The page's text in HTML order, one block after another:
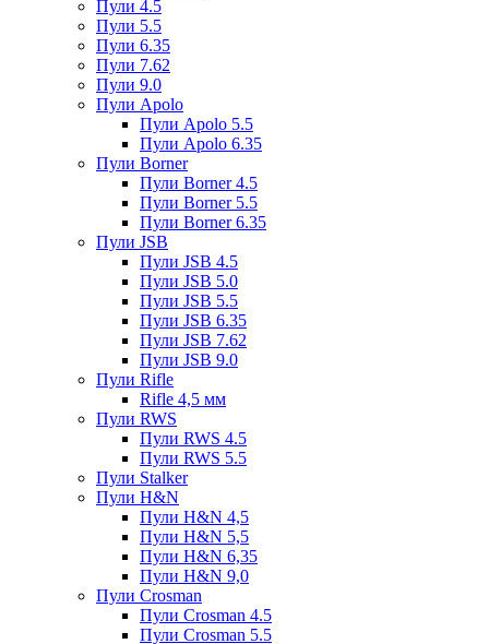
Пули 4.5
Пули 5.5
Пули 6.35
Пули 7.62
Пули 9.0
Пули Apolo
Пули Apolo 5.5
Пули Apolo 6.35
Пули Borner
Пули Borner 4.5
Пули Borner 5.5
Пули Borner 6.35
Пули JSB
Пули JSB 4.5
Пули JSB 5.0
Пули JSB 5.5
Пули JSB 6.35
Пули JSB 7.62
Пули JSB 9.0
Пули Rifle
Rifle 4,5 мм
Пули RWS
Пули RWS 4.5
Пули RWS 5.5
Пули Stalker
Пули H&N
Пули H&N 4,5
Пули H&N 5,5
Пули H&N 6,35
Пули H&N 9,0
Пули Crosman
Пули Crosman 4.5
Пули Crosman 5.5